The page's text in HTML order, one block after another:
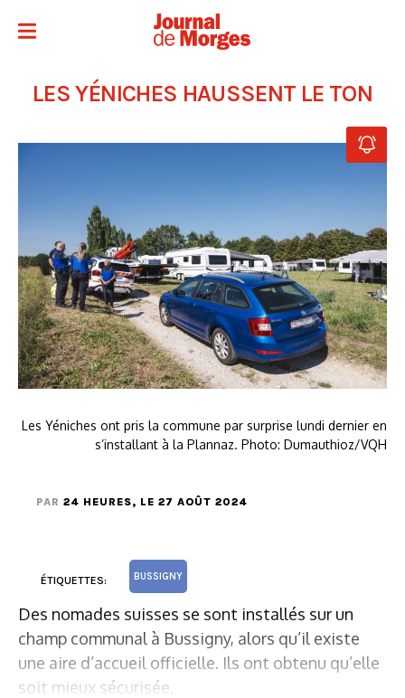
LES YÉNICHES HAUSSENT LE TON
Les Yéniches ont pris la commune par surprise lundi dernier en
s’installant à la Plannaz. Photo: Dumauthioz/VQH
PAR 24 HEURES, LE 27 AOÛT 2024
ÉTIQUETTES: BUSSIGNY
Des nomades suisses se sont installés sur un
champ communal à Bussigny, alors qu’il existe
une aire d’accueil officielle. Ils ont obtenu qu’elle
soit mieux sécurisée.